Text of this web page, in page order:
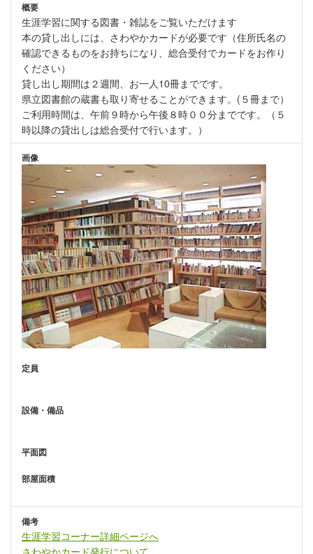
概要
生涯学習に関する図書・雑誌をご覧いただけます
本の貸し出しには、さわやかカードが必要です（住所氏名の
確認できるものをお持ちになり、総合受付でカードをお作り
ください）
貸し出し期間は２週間、お一人10冊までです。
県立図書館の蔵書も取り寄せることができます。(５冊まで）
ご利用時間は、午前９時から午後８時００分までです。（５
時以降の貸出しは総合受付で行います。）
画像
定員
設備・備品
平面図
部屋面積
備考
生涯学習コーナー詳細ページへ